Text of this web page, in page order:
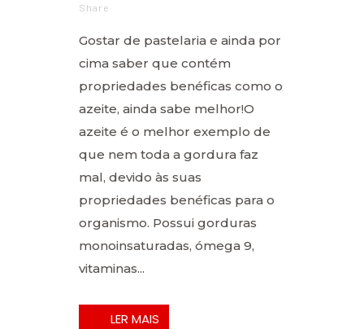
Share
Gostar de pastelaria e ainda por
cima saber que contém
propriedades benéficas como o
azeite, ainda sabe melhor!O
azeite é o melhor exemplo de
que nem toda a gordura faz
mal, devido às suas
propriedades benéficas para o
organismo. Possui gorduras
monoinsaturadas, ómega 9,
vitaminas...